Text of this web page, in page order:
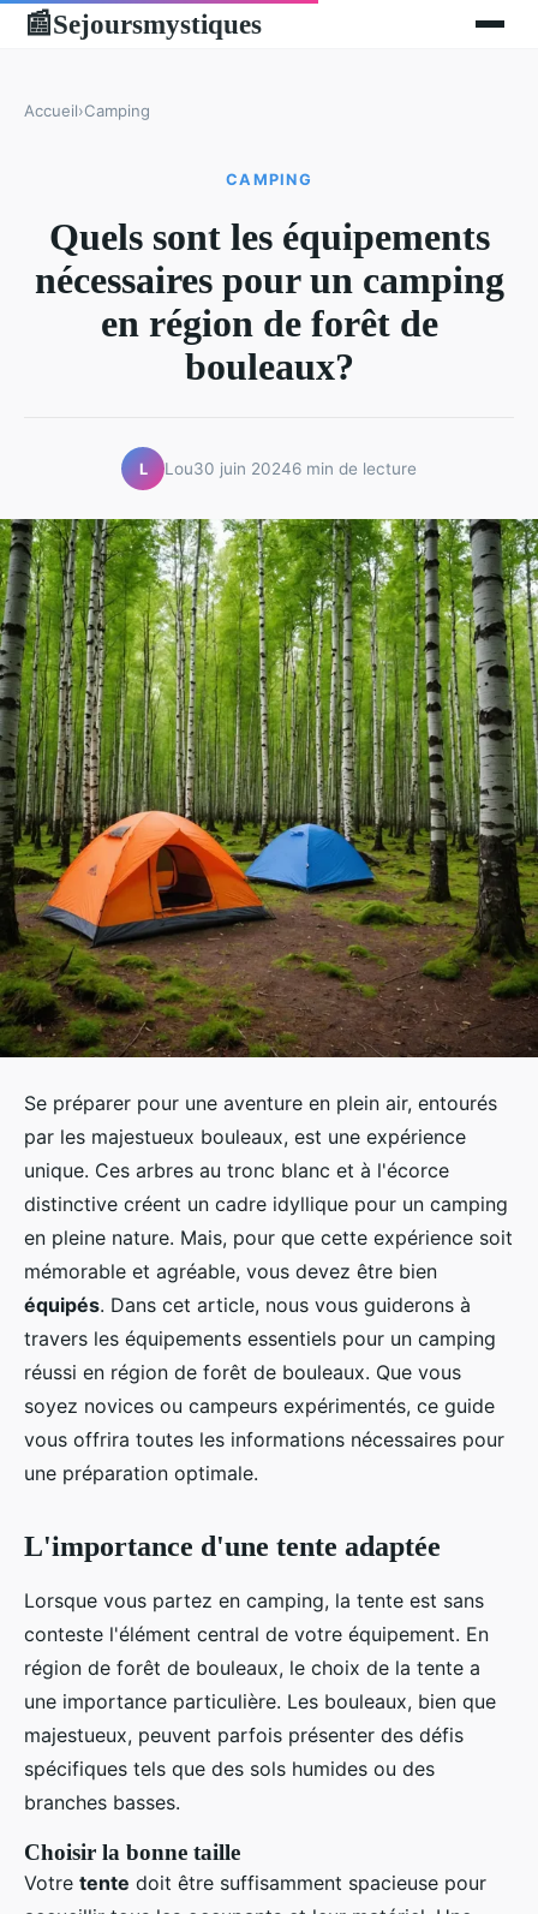
📰Sejoursmystiques
Accueil›Camping
CAMPING
Quels sont les équipements
nécessaires pour un camping
en région de forêt de
bouleaux?
L Lou30 juin 20246 min de lecture
Se préparer pour une aventure en plein air, entourés
par les majestueux bouleaux, est une expérience
unique. Ces arbres au tronc blanc et à l'écorce
distinctive créent un cadre idyllique pour un camping
en pleine nature. Mais, pour que cette expérience soit
mémorable et agréable, vous devez être bien
équipés. Dans cet article, nous vous guiderons à
travers les équipements essentiels pour un camping
réussi en région de forêt de bouleaux. Que vous
soyez novices ou campeurs expérimentés, ce guide
vous offrira toutes les informations nécessaires pour
une préparation optimale.
L'importance d'une tente adaptée
Lorsque vous partez en camping, la tente est sans
conteste l'élément central de votre équipement. En
région de forêt de bouleaux, le choix de la tente a
une importance particulière. Les bouleaux, bien que
majestueux, peuvent parfois présenter des défis
spécifiques tels que des sols humides ou des
branches basses.
Choisir la bonne taille
Votre tente doit être suffisamment spacieuse pour